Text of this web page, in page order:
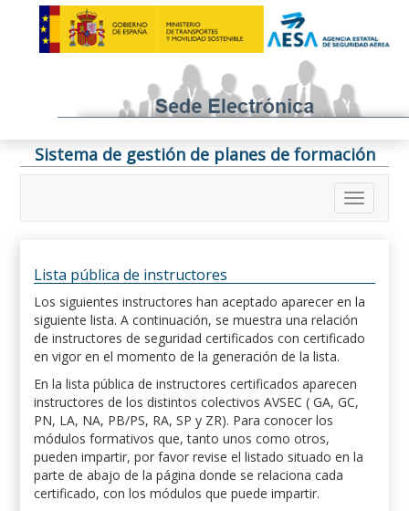
Sistema de gestión de planes de formación
Lista pública de instructores
Los siguientes instructores han aceptado aparecer en la
siguiente lista. A continuación, se muestra una relación
de instructores de seguridad certificados con certificado
en vigor en el momento de la generación de la lista.
En la lista pública de instructores certificados aparecen
instructores de los distintos colectivos AVSEC ( GA, GC,
PN, LA, NA, PB/PS, RA, SP y ZR). Para conocer los
módulos formativos que, tanto unos como otros,
pueden impartir, por favor revise el listado situado en la
parte de abajo de la página donde se relaciona cada
certificado, con los módulos que puede impartir.